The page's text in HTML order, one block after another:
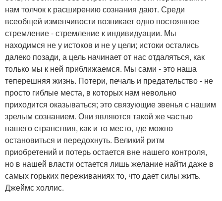
нам толчок к расширению сознания дают. Среди
всеобщей изменчивости возникает одно постоянное
стремление - стремление к индивидуации. Мы
находимся не у истоков и не у цели; истоки остались
далеко позади, а цель начинает от нас отдаляться, как
только мы к ней приближаемся. Мы сами - это наша
теперешняя жизнь. Потери, печаль и предательство - не
просто гиблые места, в которых нам невольно
приходится оказываться; это связующие звенья с нашим
зрелым сознанием. Они являются такой же частью
нашего странствия, как и то место, где можно
остановиться и передохнуть. Великий ритм
приобретений и потерь остается вне нашего контроля,
но в нашей власти остается лишь желание найти даже в
самых горьких переживаниях то, что дает силы жить.
Джеймс холлис.